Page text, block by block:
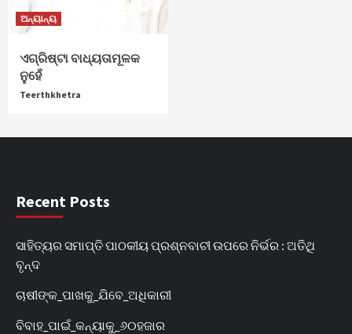
ଅନ୍ୟାନ୍ୟ
ଏଗ୍ରିଷ୍ଟା ବାଧ୍ୟତାମୂଳକ
ନୁହେଁ
Teerthkhetra
Recent Posts
ସାହିତ୍ୟର ସମାପ୍ତି ପାଠକୀୟ ପ୍ରଶ୍ନବାଚୀ ଉପରେ ନିର୍ଭର : ଅତିଥି
ବୃନ୍ଦ
ଚାଷୀଙ୍କ_ପାଖକୁ_ଯିବେ_ଅଧିକାରୀ
ବିବାହ_ପାଇଁ_କନ୍ୟାକୁ_୬୦ହଜାର